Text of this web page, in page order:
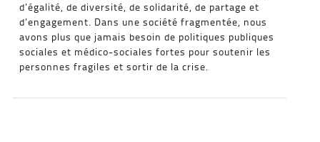
d’égalité, de diversité, de solidarité, de partage et
d’engagement. Dans une société fragmentée, nous
avons plus que jamais besoin de politiques publiques
sociales et médico-sociales fortes pour soutenir les
personnes fragiles et sortir de la crise.